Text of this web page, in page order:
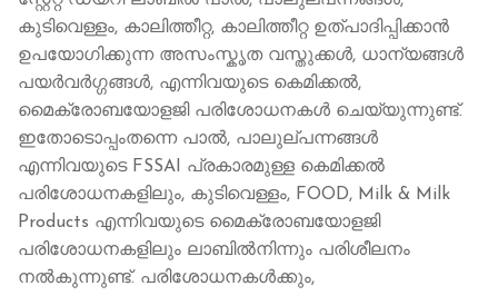
കുടിവെള്ളം, കാലിത്തീറ്റ, കാലിത്തീറ്റ ഉത്പാദിപ്പിക്കാൻ
ഉപയോഗിക്കുന്ന അസംസ്കൃത വസ്തുക്കൾ, ധാന്യങ്ങൾ
പയർവർഗ്ഗങ്ങൾ, എന്നിവയുടെ കെമിക്കൽ,
മൈക്രോബയോളജി പരിശോധനകൾ ചെയ്യുന്നുണ്ട്.
ഇതോടൊപ്പംതന്നെ പാൽ, പാലുല്പന്നങ്ങൾ
എന്നിവയുടെ FSSAI പ്രകാരമുള്ള കെമിക്കൽ
പരിശോധനകളിലും, കുടിവെള്ളം, FOOD, Milk & Milk
Products എന്നിവയുടെ മൈക്രോബയോളജി
പരിശോധനകളിലും ലാബിൽനിന്നും പരിശീലനം
നൽകുന്നുണ്ട്. പരിശോധനകൾക്കും,